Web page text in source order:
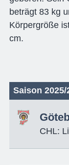
beträgt 83 kg
Körpergröße
cm.
Saison 2025/
CHL: